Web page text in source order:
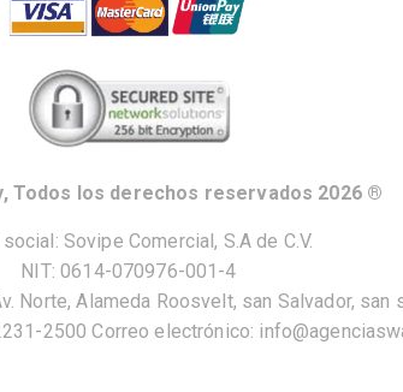
Todos los derechos reservados 2026 ®
social: Sovipe Comercial, S.A de C.V.
NIT: 0614-070976-001-4
Norte, Alameda Roosvelt, san Salvador, san
2500 Correo electrónico: